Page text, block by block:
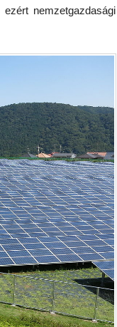
nemzetgazdasági